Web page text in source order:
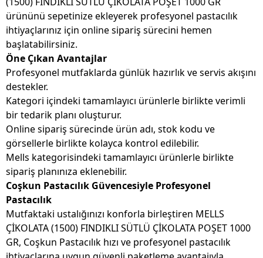
ürününü sepetinize ekleyerek profesyonel pastacılık
ihtiyaçlarınız için online sipariş sürecini hemen
başlatabilirsiniz.
Öne Çıkan Avantajlar
Profesyonel mutfaklarda günlük hazırlık ve servis akışını
destekler.
Kategori içindeki tamamlayıcı ürünlerle birlikte verimli
bir tedarik planı oluşturur.
Online sipariş sürecinde ürün adı, stok kodu ve
görsellerle birlikte kolayca kontrol edilebilir.
Mells kategorisindeki tamamlayıcı ürünlerle birlikte
sipariş planınıza eklenebilir.
Coşkun Pastacılık Güvencesiyle Profesyonel
Pastacılık
Mutfaktaki ustalığınızı konforla birleştiren MELLS
ÇİKOLATA (1500) FINDIKLI SÜTLÜ ÇİKOLATA POŞET 1000
GR, Coşkun Pastacılık hızı ve profesyonel pastacılık